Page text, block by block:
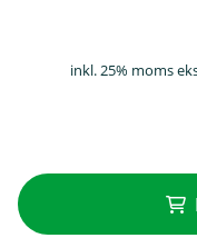
inkl. 25% moms